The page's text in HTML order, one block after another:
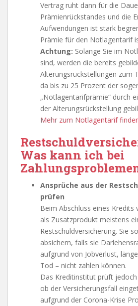
Vertrag ruht dann für die
Prämienrückstandes und die
Aufwendungen ist stark
Prämie für den Notlagentarif
Achtung: Solange Sie im
sind, werden die bereits
Alterungsrückstellungen zum
da bis zu 25 Prozent der
„Notlagentarifprämie“ durch
der Alterungsrückstellung
Mehr zum Notlagentarif
Was kann ich bei
Ansprüche aus der
prüfen
Beim Abschluss eines Kredits
als Zusatzprodukt meistens
Restschuldversicherung. Sie
absichern, falls sie
aufgrund von Jobverlust,
Tod – nicht zahlen können.
Das Kreditinstitut prüft
ob der Versicherungsfall
aufgrund der Corona-Krise